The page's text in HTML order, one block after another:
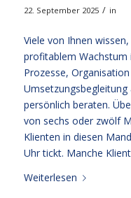
22. September 2025 / in
Viele von Ihnen
profitablem Wachstum
Prozesse,
persönlich beraten.
von sechs oder zwölf
Klienten in diesen
Uhr tickt. Manche
Weiterlesen